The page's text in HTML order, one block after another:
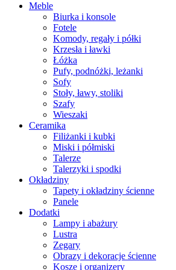
Meble
Biurka i konsole
Fotele
Komody, regały i półki
Krzesła i ławki
Łóżka
Pufy, podnóżki, leżanki
Sofy
Stoły, ławy, stoliki
Szafy
Wieszaki
Ceramika
Filiżanki i kubki
Miski i półmiski
Talerze
Talerzyki i spodki
Okładziny
Tapety i okładziny ścienne
Panele
Dodatki
Lampy i abażury
Lustra
Zegary
Obrazy i dekoracje ścienne
Kosze i organizery